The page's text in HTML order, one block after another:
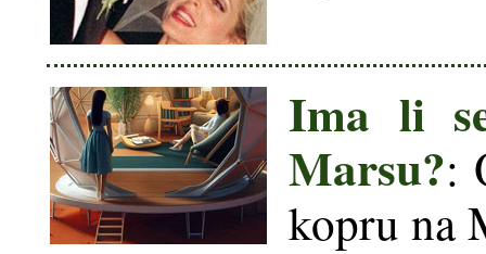
Ima li
Marsu?:
kopru na